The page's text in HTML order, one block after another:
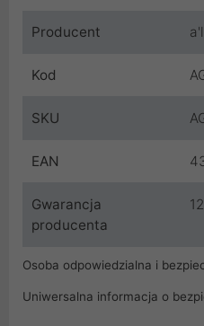
Producent
Kod
SKU
EAN
Gwarancja
producenta
Osoba odpowiedzialna i
Uniwersalna informacja o